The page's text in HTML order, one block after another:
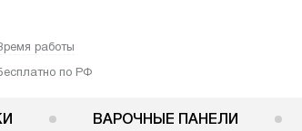
работы
по РФ
ВАРОЧНЫЕ ПАНЕЛИ